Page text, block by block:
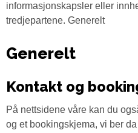
informasjonskapsler eller
tredjepartene. Generelt
Generelt
Kontakt og
På nettsidene våre kan du
og et bookingskjema, vi ber